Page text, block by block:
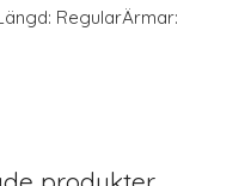
RegularÄrmar: